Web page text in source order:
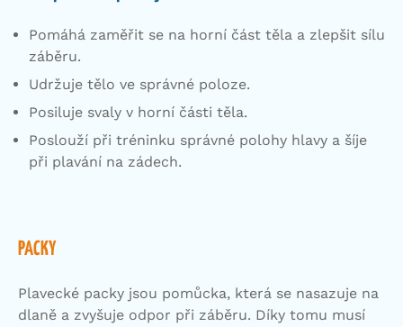
Pomáhá zaměřit se na horní část těla a zlepšit sílu
záběru.
Udržuje tělo ve správné poloze.
Posiluje svaly v horní části těla.
Poslouží při tréninku správné polohy hlavy a šíje
při plavání na zádech.
PACKY
Plavecké packy jsou pomůcka, která se nasazuje na
dlaně a zvyšuje odpor při záběru. Díky tomu musí